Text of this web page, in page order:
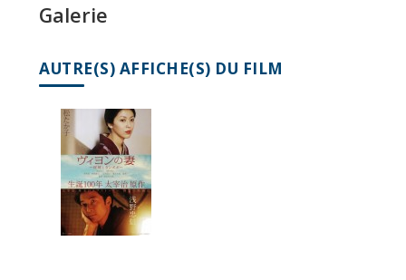
Galerie
AUTRE(S) AFFICHE(S) DU FILM